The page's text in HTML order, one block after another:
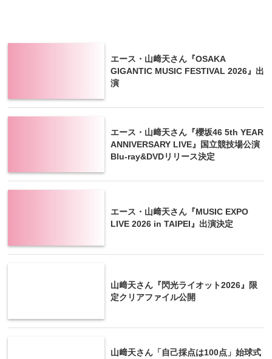
エース・山﨑天さん『OSAKA
GIGANTIC MUSIC FESTIVAL 2026』出
演
エース・山﨑天さん『櫻坂46 5th YEAR
ANNIVERSARY LIVE』国立競技場公演
Blu-ray&DVDリリース決定
エース・山﨑天さん『MUSIC EXPO
LIVE 2026 in TAIPEI』出演決定
山﨑天さん『閃光ライオット2026』限
定クリアファイル公開
山﨑天さん「自己採点は100点」始球式